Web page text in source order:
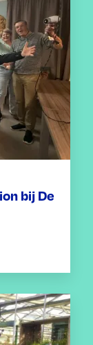
bij De